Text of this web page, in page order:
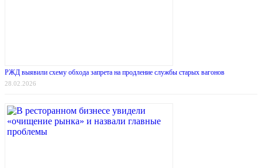
РЖД выявили схему обхода запрета на продление службы старых вагонов
28.02.2026